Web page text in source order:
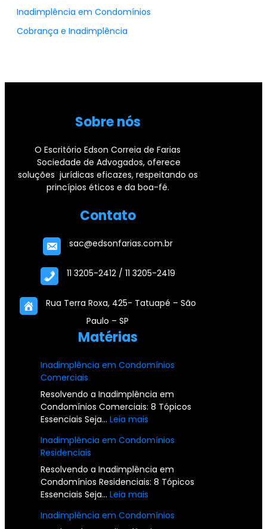
Inadimplência em Condomínios
Cobrança e Inadimplência
Sobre nós
O Escritório Edson Correia de Farias
Sociedade de Advogados, oferece
soluções jurídicas eficazes, respeitando os
princípios éticos e da boa-fé.
Contato
sac@edsonfarias.com.br
11 3205-2412 / 11 3205-2419
Rua Terra Roxa, 425- Tatuapé – São
Paulo – SP
Matérias
Inadimplência em Condomínios
Comerciais
Resolvendo a Inadimplência em
Condomínios Comerciais: 8 Tópicos
Essenciais Seja… Leia mais
n
d
i
l
Inadimplência em Condomínios
Residenciais
Resolvendo a Inadimplência em
Condomínios Residenciais: 8 Tópicos
Essenciais Seja… Leia mais
n
Inadimplência em Condomínios